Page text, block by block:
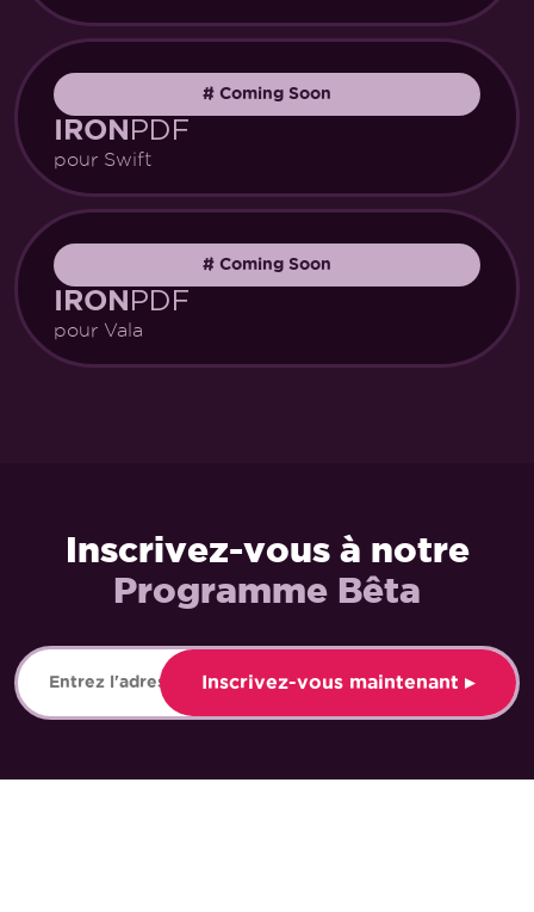
# Coming Soon
IRONPDF
pour Swift
# Coming Soon
IRONPDF
pour Vala
Inscrivez-vous à notre
Programme Bêta